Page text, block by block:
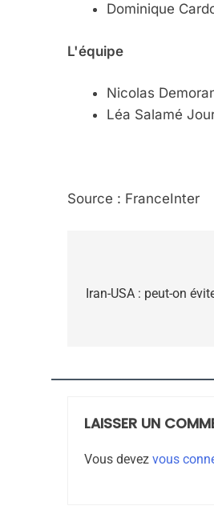
Dominique
L'équipe
Nicolas
Léa Salamé
Source : FranceInter
de
Iran-USA : peut-on
LAISSER UN
Vous devez vous